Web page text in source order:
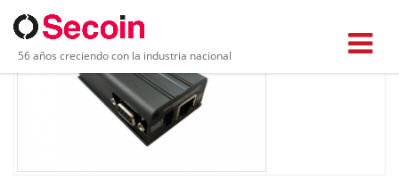
56 años creciendo con la industria nacional